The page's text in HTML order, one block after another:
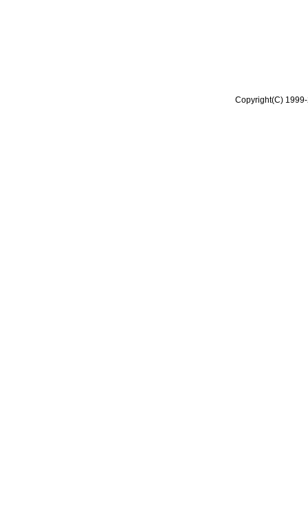
Copyright(C)